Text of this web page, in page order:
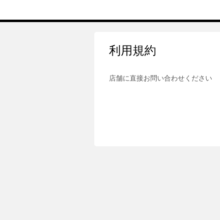
利用規約
店舗に直接お問い合わせください